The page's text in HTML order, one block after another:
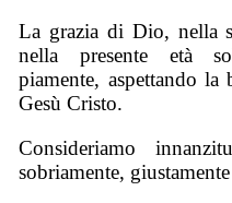
La grazia di Dio, nella
nella presente età
piamente, aspettando la
Gesù Cristo.
Consideriamo
sobriamente,